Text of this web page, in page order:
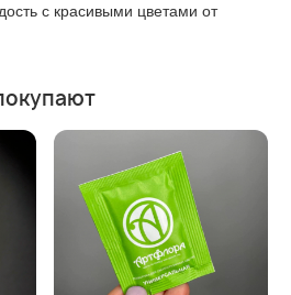
с красивыми цветами от